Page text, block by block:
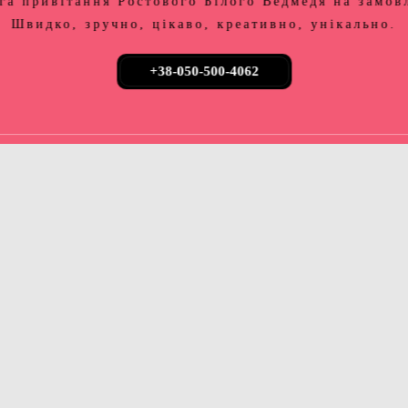
Швидко, зручно, цікаво, креативно, унікально.
+38-050-500-4062